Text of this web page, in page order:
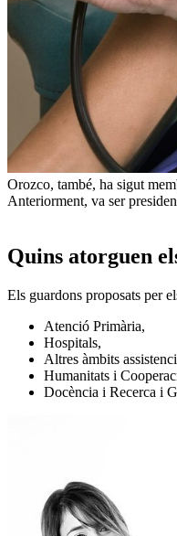
Orozco, també, ha sigut
Anteriorment, va ser
Quins atorguen
Els guardons proposats per
Atenció Primària,
Hospitals,
Altres àmbits
Humanitats i
Docència i Recerca i